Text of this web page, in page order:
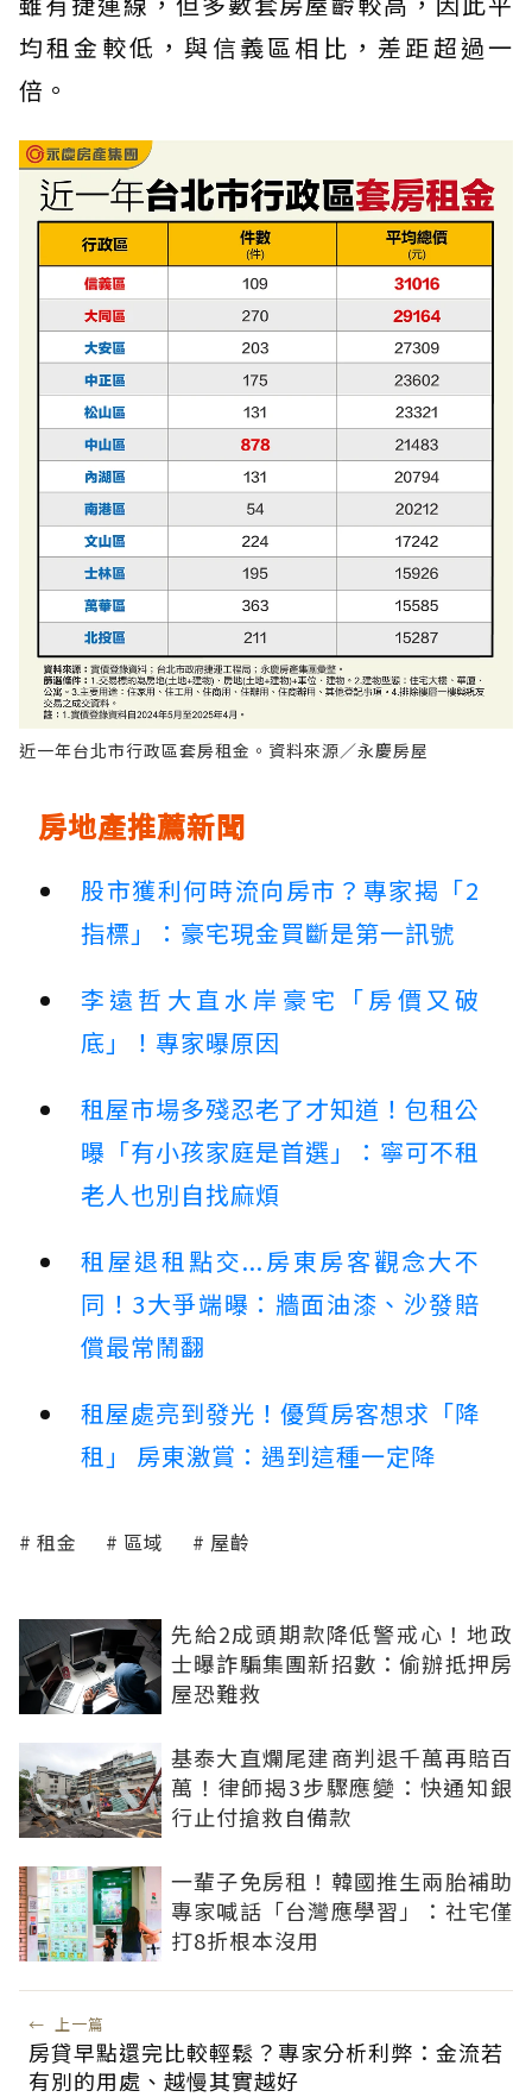
均租金較低，與信義區相比，差距超過一
倍。
近一年台北市行政區套房租金。資料來源／永慶房屋
房地產推薦新聞
股市獲利何時流向房市？專家揭「2
指標」：豪宅現金買斷是第一訊號
李遠哲大直水岸豪宅「房價又破
底」！專家曝原因
租屋市場多殘忍老了才知道！包租公
曝「有小孩家庭是首選」：寧可不租
老人也別自找麻煩
租屋退租點交...房東房客觀念大不
同！3大爭端曝：牆面油漆、沙發賠
償最常鬧翻
租屋處亮到發光！優質房客想求「降
租」 房東激賞：遇到這種一定降
租金 區域 屋齡
先給2成頭期款降低警戒心！地政
士曝詐騙集團新招數：偷辦抵押房
屋恐難救
基泰大直爛尾建商判退千萬再賠百
萬！律師揭3步驟應變：快通知銀
行止付搶救自備款
一輩子免房租！韓國推生兩胎補助
專家喊話「台灣應學習」：社宅僅
打8折根本沒用
← 上一篇
房貸早點還完比較輕鬆？專家分析利弊：金流若
有別的用處、越慢其實越好